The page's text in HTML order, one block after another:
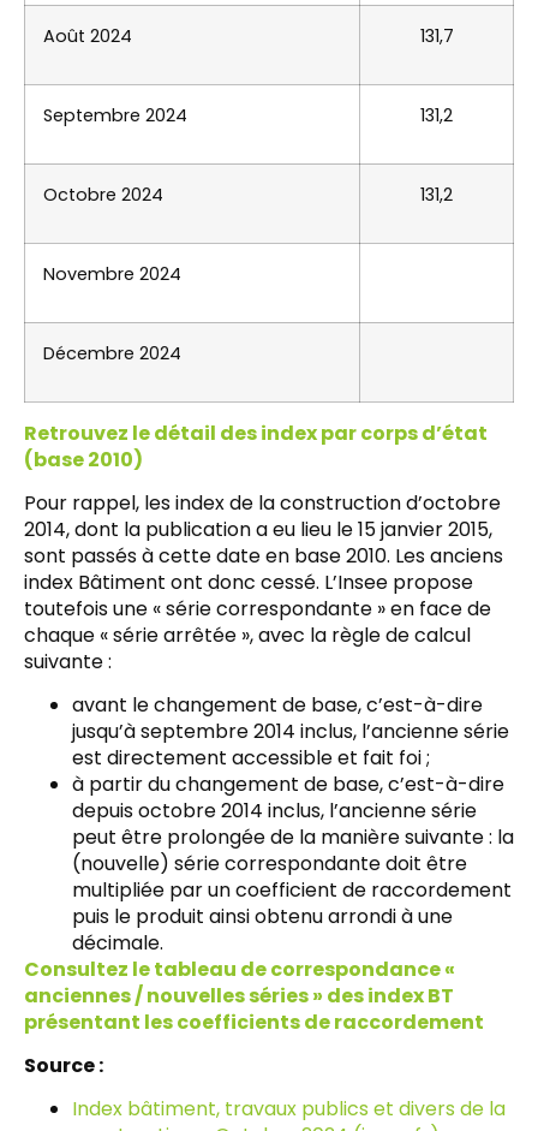
Août 2024 131,7
Septembre 2024 131,2
Octobre 2024 131,2
Novembre 2024
Décembre 2024
Retrouvez le détail des index par corps d’état
(base 2010)
Pour rappel, les index de la construction d’octobre
2014, dont la publication a eu lieu le 15 janvier 2015,
sont passés à cette date en base 2010. Les anciens
index Bâtiment ont donc cessé. L’Insee propose
toutefois une « série correspondante » en face de
chaque « série arrêtée », avec la règle de calcul
suivante :
avant le changement de base, c’est-à-dire
jusqu’à septembre 2014 inclus, l’ancienne série
est directement accessible et fait foi ;
à partir du changement de base, c’est-à-dire
depuis octobre 2014 inclus, l’ancienne série
peut être prolongée de la manière suivante : la
(nouvelle) série correspondante doit être
multipliée par un coefficient de raccordement
puis le produit ainsi obtenu arrondi à une
décimale.
Consultez le tableau de correspondance «
anciennes / nouvelles séries » des index BT
présentant les coefficients de raccordement
Source :
Index bâtiment, travaux publics et divers de la